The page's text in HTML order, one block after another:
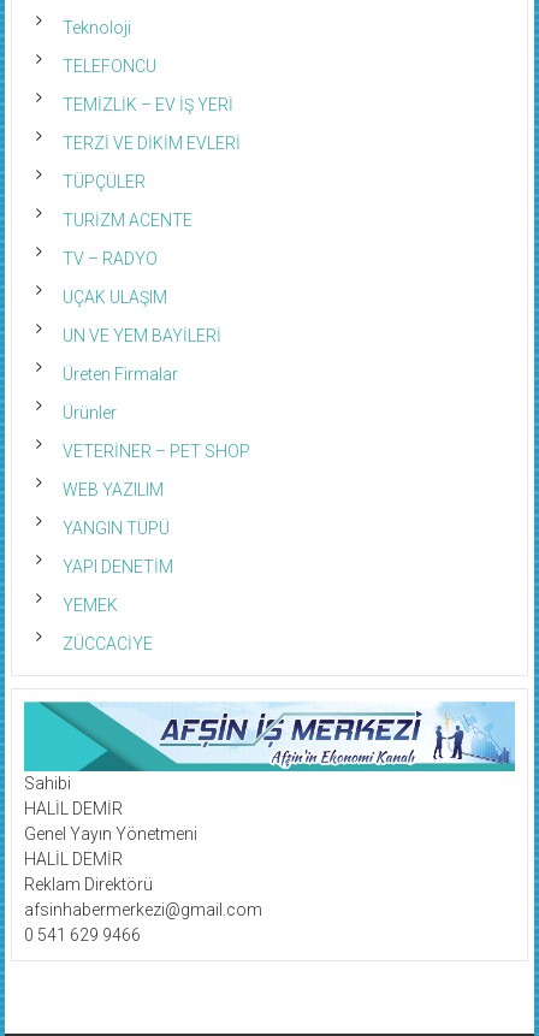
Teknoloji
TELEFONCU
TEMİZLİK – EV İŞ YERİ
TERZİ VE DİKİM EVLERİ
TÜPÇÜLER
TURİZM ACENTE
TV – RADYO
UÇAK ULAŞIM
UN VE YEM BAYİLERİ
Üreten Firmalar
Ürünler
VETERİNER – PET SHOP
WEB YAZILIM
YANGIN TÜPÜ
YAPI DENETİM
YEMEK
ZÜCCACİYE
Sahibi
HALİL DEMİR
Genel Yayın Yönetmeni
HALİL DEMİR
Reklam Direktörü
afsinhabermerkezi@gmail.com
0 541 629 9466